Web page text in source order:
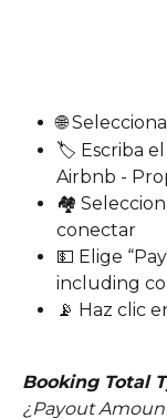
🌐
🏷️ Escriba
Airbnb -
🏘️
conectar
💵 Elige
including
📡 Haz clic
Booking Total
¿Payout